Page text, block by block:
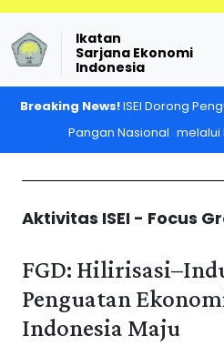
Ikatan
Sarjana Ekonomi
Indonesia
Breaking News!ISEI Dorong
Pangan Nasional melalui
Aktivitas ISEI - Focus
FGD:
Penguatan
Indonesia Maju